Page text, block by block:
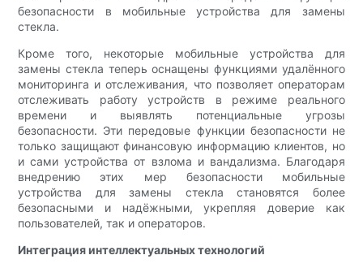
безопасности в мобильные устройства для замены
стекла.
Кроме того, некоторые мобильные устройства для
замены стекла теперь оснащены функциями удалённого
мониторинга и отслеживания, что позволяет операторам
отслеживать работу устройств в режиме реального
времени и выявлять потенциальные угрозы
безопасности. Эти передовые функции безопасности не
только защищают финансовую информацию клиентов, но
и сами устройства от взлома и вандализма. Благодаря
внедрению этих мер безопасности мобильные
устройства для замены стекла становятся более
безопасными и надёжными, укрепляя доверие как
пользователей, так и операторов.
Интеграция интеллектуальных технологий